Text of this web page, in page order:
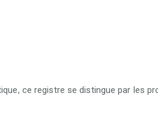
ce registre se distingue par les